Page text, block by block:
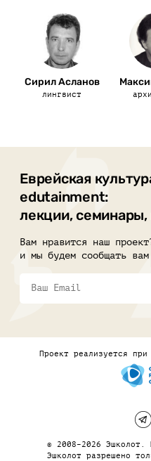
Сирил Асланов
лингвист
Еврейская
edutainment:
лекции,
Вам нравится наш
и мы будем сообщать
Проект реализуется
© 2008–2026 Эшколот.
Эшколот разрешено